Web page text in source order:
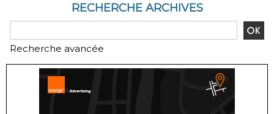
RECHERCHE ARCHIVES
Recherche avancée